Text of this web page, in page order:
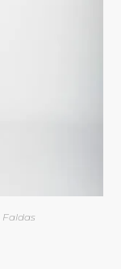
Faldas